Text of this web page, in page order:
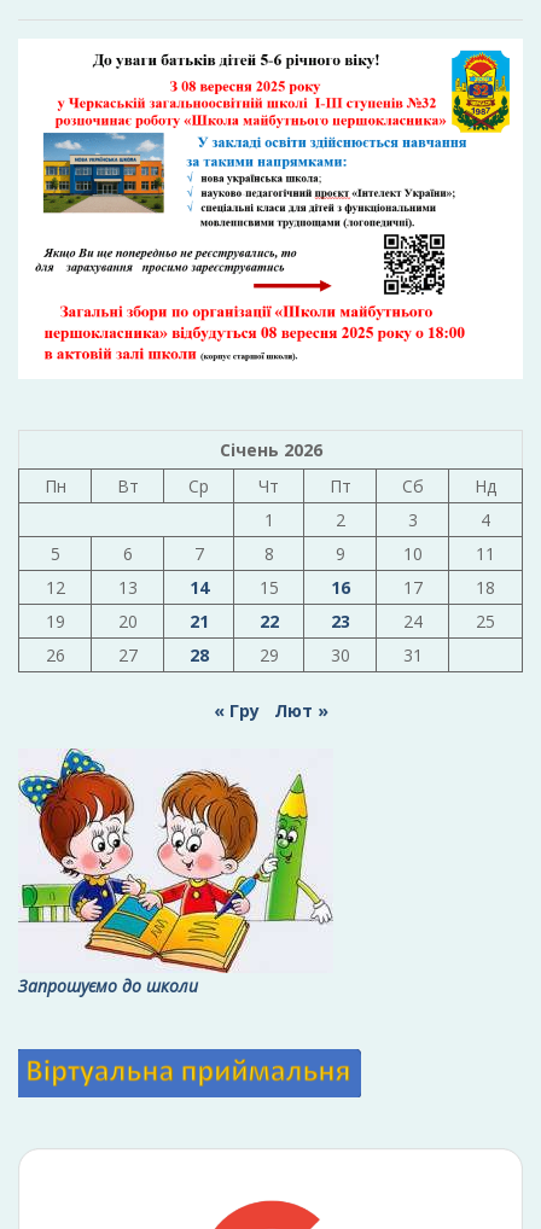
Січень 2026
Пн
Вт Ср Чт Пт Сб
Нд
1
2 3
4
5
6 7 8 9 10
11
12
13 14 15 16 17
18
19
20 21 22 23 24
25
26
27 28 29 30 31
« Гру Лют »
Запрошуємо до школи